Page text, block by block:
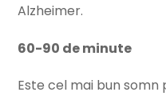
Alzheimer.
60-90 de minute
Este cel mai bun